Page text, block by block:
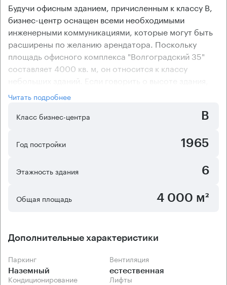
Будучи офисным зданием, причисленным к классу В,
бизнес-центр оснащен всеми необходимыми
инженерными коммуникациями, которые могут быть
расширены по желанию арендатора. Поскольку
площадь офисного комплекса "Волгоградский 35"
составляет 4000 кв. м, он относится к классу
небольших зданий. Если говорить о высоте здания,
то она составляет 6 этажей, что позволяет отнести
объект к зданиям средней высоты. Деловой комплекс
имеет собственную охраняемую открытую стоянку,
машиномест.
В большинстве помещений бизнес-центра
отделочные работы, но имеются и офисы в
оборудован сплит-системами кондиционирования,
кабинетная, что особенно удобно для компаний, чьи
Читать подробнее
Класс бизнес-центра
B
Год постройки 1965
Этажность здания 6
Общая площадь 4 000 м²
Дополнительные характеристики
Паркинг
Наземный
Вентиляция
естественная
Кондиционирование Лифты